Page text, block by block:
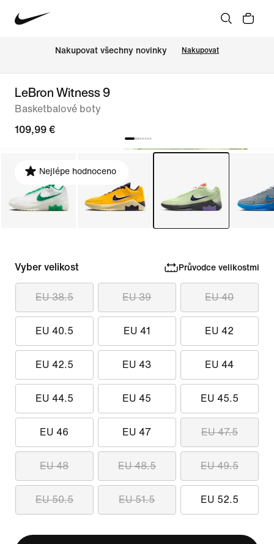
Nakupovat všechny novinky Nakupovat
LeBron Witness 9
Basketbalové boty
109,99 €
Nejlépe hodnoceno
Vyber velikost Průvodce velikostmi
EU 38.5 EU 39 EU 40
EU 40.5 EU 41 EU 42
EU 42.5 EU 43 EU 44
EU 44.5 EU 45 EU 45.5
EU 46 EU 47 EU 47.5
EU 48 EU 48.5 EU 49.5
EU 50.5 EU 51.5 EU 52.5